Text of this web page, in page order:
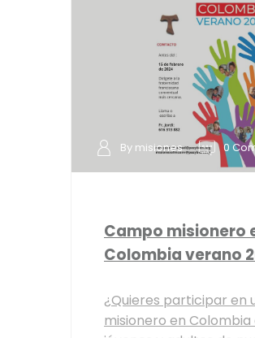
By misiones 0
Campo misionero
Colombia verano
¿Quieres participar en
misionero en Colombia